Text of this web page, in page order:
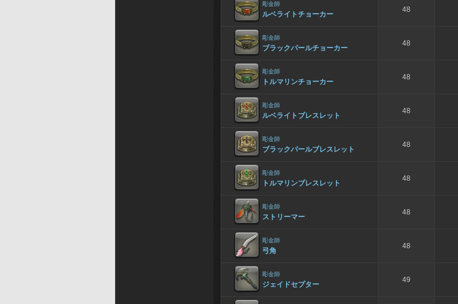
彫金師
ルベライトチョーカー
48
彫金師
ブラックパールチョーカー
48
彫金師
トルマリンチョーカー
48
彫金師
ルベライトブレスレット
48
彫金師
ブラックパールブレスレット
48
彫金師
トルマリンブレスレット
48
彫金師
ストリーマー
48
彫金師
弓角
48
彫金師
ジェイドセプター
49